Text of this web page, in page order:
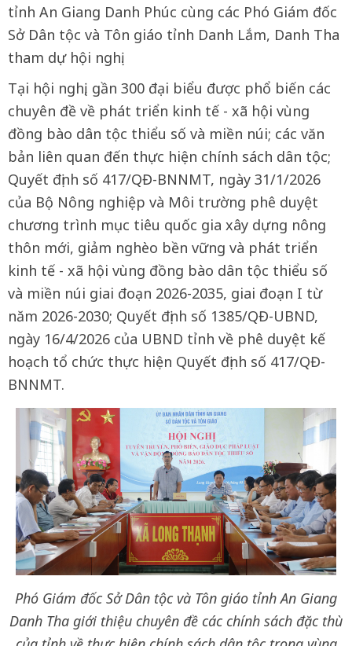
tỉnh An Giang Danh Phúc cùng các Phó Giám đốc
Sở Dân tộc và Tôn giáo tỉnh Danh Lắm, Danh Tha
tham dự hội nghị.
Tại hội nghị, gần 300 đại biểu được phổ biến các
chuyên đề về phát triển kinh tế - xã hội vùng
đồng bào dân tộc thiểu số và miền núi; các văn
bản liên quan đến thực hiện chính sách dân tộc;
Quyết định số 417/QĐ-BNNMT, ngày 31/1/2026
của Bộ Nông nghiệp và Môi trường phê duyệt
chương trình mục tiêu quốc gia xây dựng nông
thôn mới, giảm nghèo bền vững và phát triển
kinh tế - xã hội vùng đồng bào dân tộc thiểu số
và miền núi giai đoạn 2026-2035, giai đoạn I từ
năm 2026-2030; Quyết định số 1385/QĐ-UBND,
ngày 16/4/2026 của UBND tỉnh về phê duyệt kế
hoạch tổ chức thực hiện Quyết định số 417/QĐ-
BNNMT.
Phó Giám đốc Sở Dân tộc và Tôn giáo tỉnh An Giang
Danh Tha giới thiệu chuyên đề các chính sách đặc thù